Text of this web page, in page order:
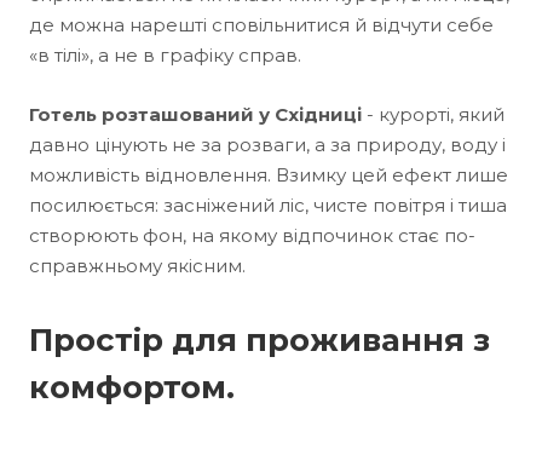
де можна нарешті сповільнитися й відчути себе
«в тілі», а не в графіку справ.
Готель розташований у Східниці - курорті, який
давно цінують не за розваги, а за природу, воду і
можливість відновлення. Взимку цей ефект лише
посилюється: засніжений ліс, чисте повітря і тиша
створюють фон, на якому відпочинок стає по-
справжньому якісним.
Простір для проживання з
комфортом.